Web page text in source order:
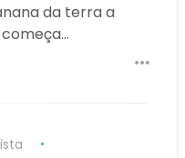
da terra a